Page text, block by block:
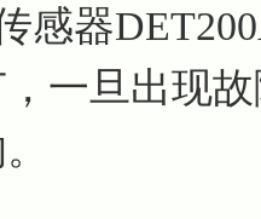
感器
一旦出现